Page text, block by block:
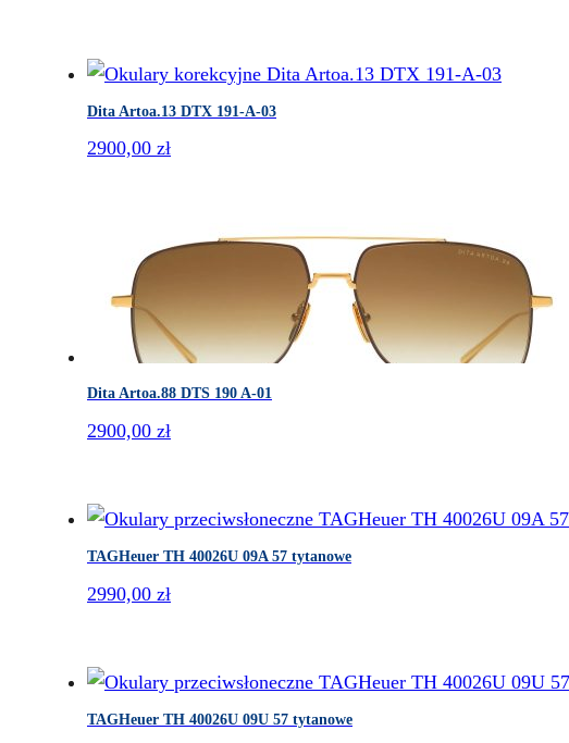
Dita Artoa.13 DTX 191-A-03
2900,00 zł
Dita Artoa.88 DTS 190 A-01
2900,00 zł
TAGHeuer TH 40026U 09A 57 tytanowe
2990,00 zł
TAGHeuer TH 40026U 09U 57 tytanowe